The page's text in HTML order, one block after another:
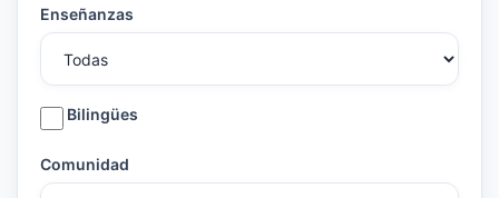
Enseñanzas
Bilingües
Comunidad